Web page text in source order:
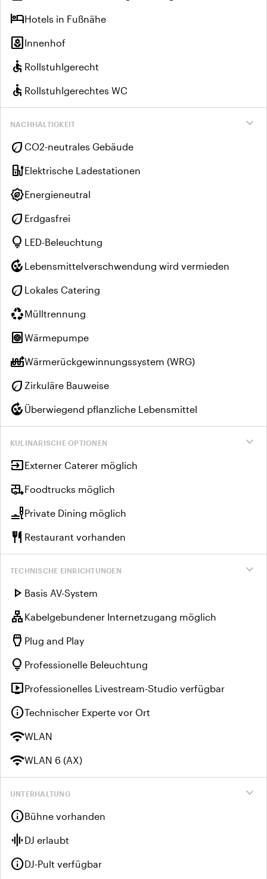
hotelHotels in Fußnähe
yardInnenhof
accessible Rollstuhlgerecht
accessible Rollstuhlgerechtes WC
expand_more
NACHHALTIGKEIT
eco CO2-neutrales Gebäude
ev_chargerElektrische Ladestationen
energy_program_savingEnergieneutral
eco Erdgasfrei
lightbulb LED-Beleuchtung
compost Lebensmittelverschwendung wird vermieden
eco Lokales Catering
recyclingMülltrennung
heat_pumpWärmepumpe
heat_pump_balanceWärmerückgewinnungssystem (WRG)
eco Zirkuläre Bauweise
compost Überwiegend pflanzliche Lebensmittel
expand_more
KULINARISCHE OPTIONEN
inputExterner Caterer möglich
rv_hookupFoodtrucks möglich
brunch_diningPrivate Dining möglich
restaurant Restaurant vorhanden
expand_more
TECHNISCHE EINRICHTUNGEN
play_arrow Basis AV-System
lan Kabelgebundener Internetzugang möglich
settings_input_hdmi Plug and Play
lightbulb Professionelle Beleuchtung
live_tvProfessionelles Livestream-Studio verfügbar
infoTechnischer Experte vor Ort
wifiWLAN
wifiWLAN 6 (AX)
expand_more
UNTERHALTUNG
infoBühne vorhanden
graphic_eq DJ erlaubt
infoDJ-Pult verfügbar